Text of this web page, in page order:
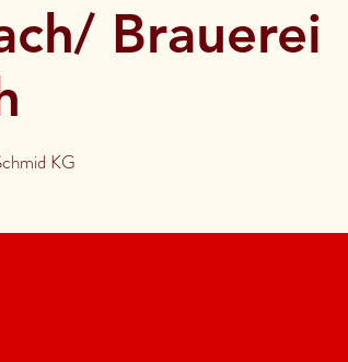
Brauerei
KG